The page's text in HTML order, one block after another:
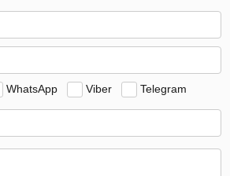
WhatsApp Viber Telegram